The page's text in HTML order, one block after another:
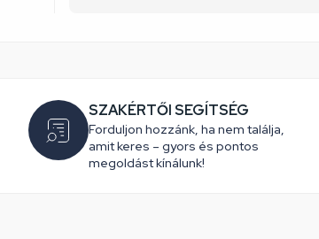
SZAKÉRTŐI SEGÍTSÉG
Forduljon hozzánk, ha nem találja,
amit keres – gyors és pontos
megoldást kínálunk!